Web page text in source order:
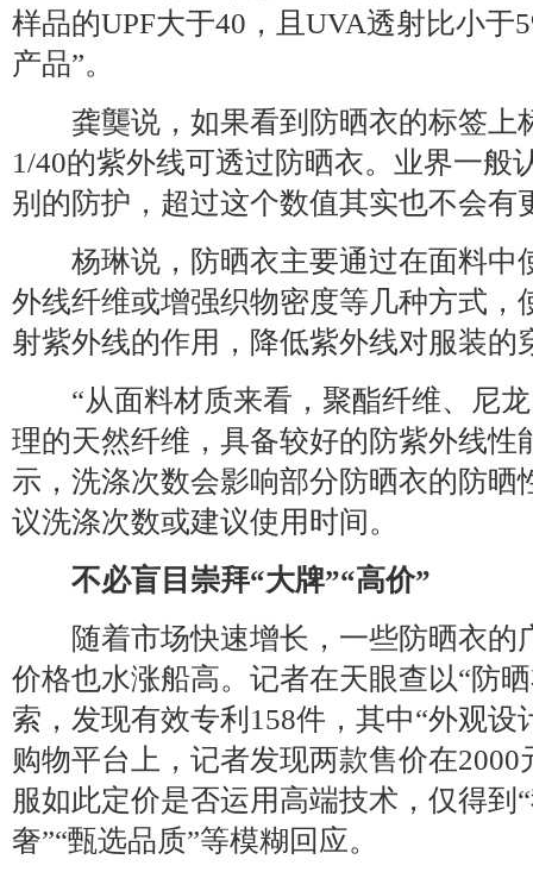
样品的UPF大于40，且UVA透射比小于
产品”。
龚龑说，如果看到防晒衣的标签上
1/40的紫外线可透过防晒衣。业界一般
别的防护，超过这个数值其实也不会有
杨琳说，防晒衣主要通过在面料中
外线纤维或增强织物密度等几种方式，
射紫外线的作用，降低紫外线对服装的
“从面料材质来看，聚酯纤维、尼龙
理的天然纤维，具备较好的防紫外线性
示，洗涤次数会影响部分防晒衣的防晒
议洗涤次数或建议使用时间。
不必盲目崇拜“大牌”“高价”
随着市场快速增长，一些防晒衣的
价格也水涨船高。记者在天眼查以“防
索，发现有效专利158件，其中“外观设
购物平台上，记者发现两款售价在
服如此定价是否运用高端技术，仅得到
奢”“甄选品质”等模糊回应。